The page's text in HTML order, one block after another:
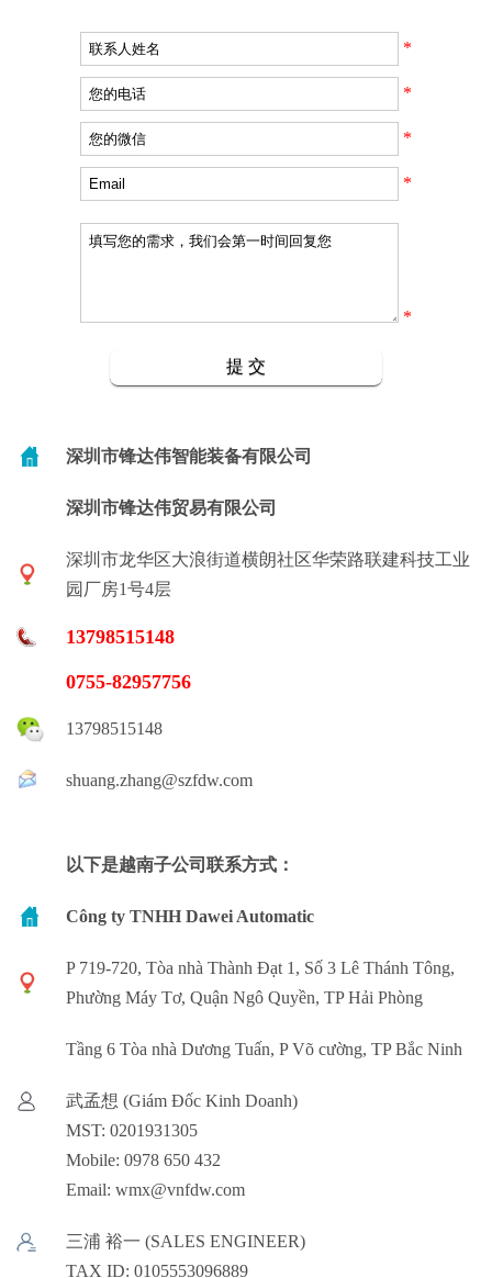
*
*
*
*
*
深圳市锋达伟智能装备有限公司
深圳市锋达伟贸易有限公司
深圳市龙华区大浪街道横朗社区华荣路联建科技工业
园厂房1号4层
13798515148
0755-82957756
13798515148
shuang.zhang@szfdw.com
以下是越南子公司联系方式：
Công ty TNHH Dawei Automatic
P 719-720, Tòa nhà Thành Đạt 1, Số 3 Lê Thánh Tông,
Phường Máy Tơ, Quận Ngô Quyền, TP Hải Phòng
Tầng 6 Tòa nhà Dương Tuấn, P Võ cường, TP Bắc Ninh
武孟想 (Giám Đốc Kinh Doanh)
MST: 0201931305
Mobile: 0978 650 432
Email: wmx@vnfdw.com
三浦 裕一 (SALES ENGINEER)
TAX ID: 0105553096889